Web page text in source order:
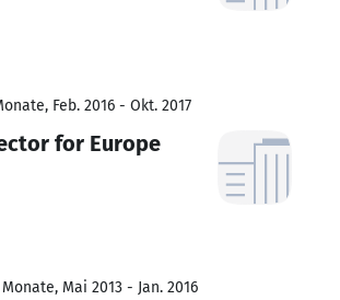
Feb. 2016 - Okt. 2017
for Europe
Mai 2013 - Jan. 2016